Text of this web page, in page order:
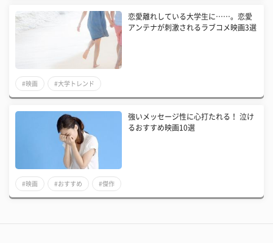
恋愛離れしている大学生に……。恋愛
アンテナが刺激されるラブコメ映画3選
#映画 #大学トレンド
強いメッセージ性に心打たれる！ 泣け
るおすすめ映画10選
#映画 #おすすめ #傑作